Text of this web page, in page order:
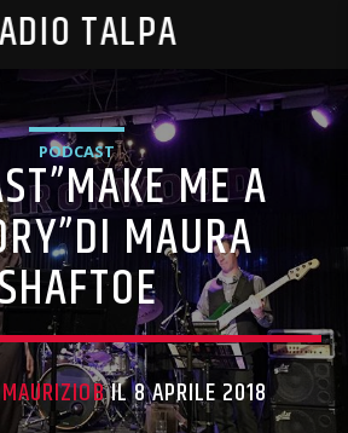
TALPA
PODCAST ME A
MAURA
MAURIZIOBIL 8 APRILE 2018